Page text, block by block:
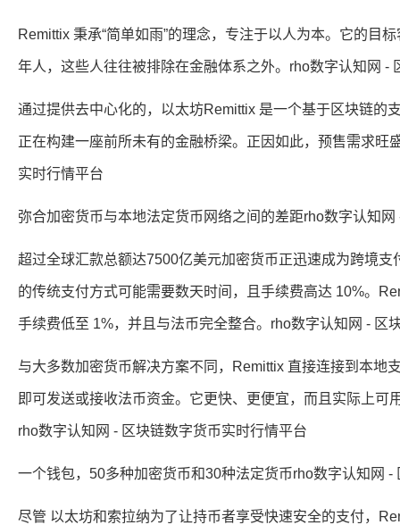
Remittix 秉承“简单如雨”的理念，专注于以人为本。它的目
年人，这些人往往被排除在金融体系之外。rho数字认知网 -
通过提供去中心化的，以太坊Remittix 是一个基于区块链的
正在构建一座前所未有的金融桥梁。正因如此，预售需求旺
实时行情平台
弥合加密货币与本地法定货币网络之间的差距rho数字认知
超过全球汇款总额达7500亿美元加密货币正迅速成为跨境
的传统支付方式可能需要数天时间，且手续费高达 10%。
手续费低至 1%，并且与法币完全整合。rho数字认知网 - 区
与大多数加密货币解决方案不同，Remittix 直接连接到本地
即可发送或接收法币资金。它更快、更便宜，而且实际上
rho数字认知网 - 区块链数字货币实时行情平台
一个钱包，50多种加密货币和30种法定货币rho数字认知网 -
尽管 以太坊和索拉纳为了让持币者享受快速安全的支付，